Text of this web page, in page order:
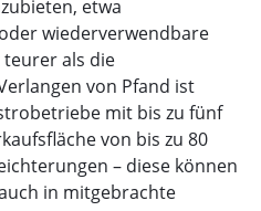
etwa
wiederverwendbare
als die
von Pfand ist
mit bis zu fünf
von bis zu 80
– diese können
in mitgebrachte